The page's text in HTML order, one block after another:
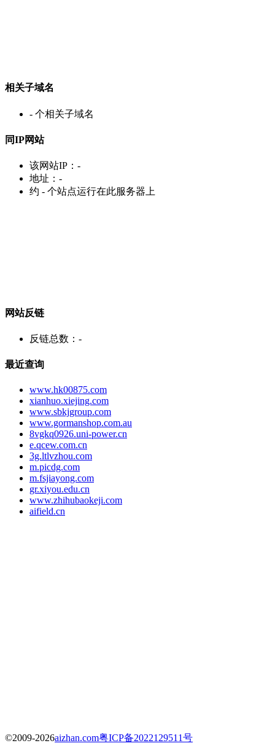
相关子域名
- 个相关子域名
同IP网站
该网站IP： -
地址： -
约 - 个站点运行在此服务器上
网站反链
反链总数： -
最近查询
www.hk00875.com
xianhuo.xiejing.com
www.sbkjgroup.com
www.gormanshop.com.au
8vgkq0926.uni-power.cn
e.qcew.com.cn
3g.ltlvzhou.com
m.picdg.com
m.fsjiayong.com
gr.xiyou.edu.cn
www.zhihubaokeji.com
aifield.cn
©2009-2026aizhan.com粤ICP备2022129511号